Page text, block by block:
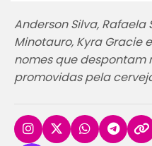
Anderson Silva, Rafaela
Minotauro, Kyra Gracie
nomes que despontam
promovidas pela